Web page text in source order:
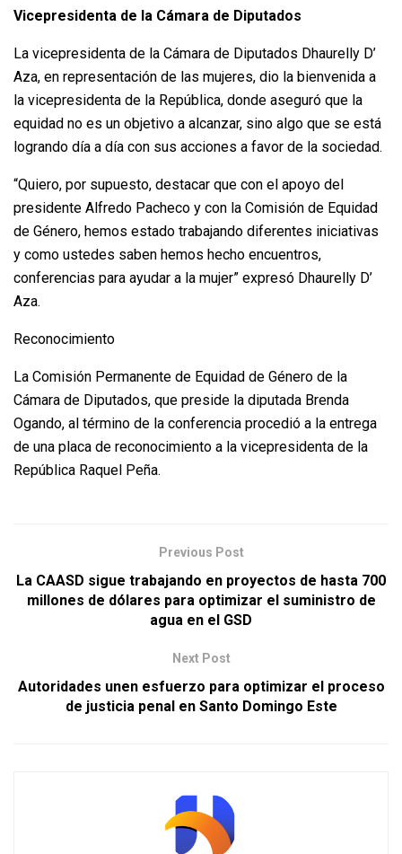
Vicepresidenta de la Cámara de Diputados
La vicepresidenta de la Cámara de Diputados Dhaurelly D’
Aza, en representación de las mujeres, dio la bienvenida a
la vicepresidenta de la República, donde aseguró que la
equidad no es un objetivo a alcanzar, sino algo que se está
logrando día a día con sus acciones a favor de la sociedad.
“Quiero, por supuesto, destacar que con el apoyo del
presidente Alfredo Pacheco y con la Comisión de Equidad
de Género, hemos estado trabajando diferentes iniciativas
y como ustedes saben hemos hecho encuentros,
conferencias para ayudar a la mujer” expresó Dhaurelly D’
Aza.
Reconocimiento
La Comisión Permanente de Equidad de Género de la
Cámara de Diputados, que preside la diputada Brenda
Ogando, al término de la conferencia procedió a la entrega
de una placa de reconocimiento a la vicepresidenta de la
República Raquel Peña.
Previous Post
La CAASD sigue trabajando en proyectos de hasta 700
millones de dólares para optimizar el suministro de
agua en el GSD
Next Post
Autoridades unen esfuerzo para optimizar el proceso
de justicia penal en Santo Domingo Este